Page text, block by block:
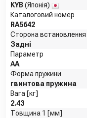
KYB (Японія)
Каталоговий номер
RA5642
Сторона встановлення
Задні
Параметр
AA
Форма пружини
гвинтова пружина
Вага [кг]
2.43
Товщина 1 [мм]